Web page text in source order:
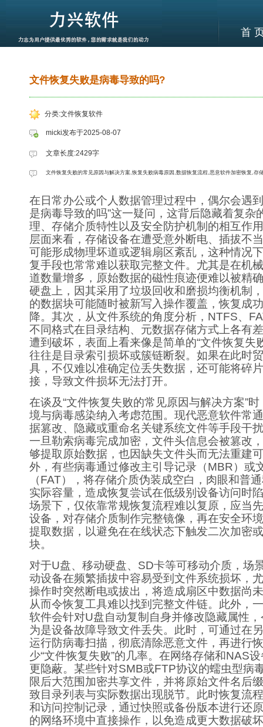
首
文件恢复失败是病毒导致的吗?
分类:文件恢复软件
micki发布于2025-08-07
文章长度:2429字
文件恢复失败的常见原因与解决方案,恢复失败病毒原因,数据恢复流程,恶意软件加密恢复,存
在日常办公或个人数据管理过程中，偶尔会遇
是病毒导致的吗”这一疑问，这背后隐藏着复杂
理、存储介质特性以及安全防护机制的相互作
层面来看，存储设备在遭受意外断电、插拔不
可能形成物理坏道或逻辑扇区紊乱，这种情况
复手段也常常难以获取完整文件。尤其是在机
道数量增多，原始数据的磁性痕迹便难以被精
硬盘上，因其采用了垃圾回收和磨损均衡机制
的数据块可能随时被新写入操作覆盖，恢复成
降。其次，从文件系统的角度分析，NTFS、
不同格式在目录结构、元数据存储方式上各有
遭到破坏，表面上看来像是简单的“文件恢复失
往往是目录索引损坏或簇链断裂。如果在此时
具，不仅难以准确定位丢失数据，还可能将碎
接，导致文件损坏无法打开。
在谈及“文件恢复失败的常见原因与解决方案”
境与病毒感染纳入考虑范围。现代恶意软件常
据篡改、隐藏或重命名关键系统文件等手段干
一旦勒索病毒完成加密，文件头信息会被篡改
够提取原始数据，也因缺失文件头而无法重建
外，有些病毒通过修改主引导记录（MBR）或
（FAT），将存储介质伪装成空白，肉眼和普
实际容量，造成恢复尝试在低级别设备访问时
场景下，仅依靠常规恢复流程难以复原，应当
设备，对存储介质制作完整镜像，再在安全环
提取数据，以避免在在线状态下触发二次加密
块。
对于U盘、移动硬盘、SD卡等可移动介质，场
动设备在频繁插拔中容易受到文件系统损坏，
操作时突然断电或拔出，将造成扇区中数据尚
从而令恢复工具难以找到完整文件链。此外，
软件会针对U盘自动复制自身并修改隐藏属性
为是设备故障导致文件丢失。此时，可通过在
运行防病毒扫描，彻底清除恶意文件，再进行
少“文件恢复失败”的几率。在网络存储和NAS
更隐蔽。某些针对SMB或FTP协议的蠕虫型病
限后大范围加密共享文件，并将原始文件名后
致目录列表与实际数据出现脱节。此时恢复流
和访问控制记录，通过快照或备份版本进行还
的网络环境中直接操作，以免造成更大数据破